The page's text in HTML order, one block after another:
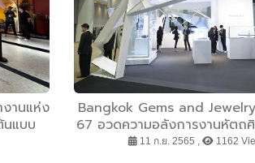
งานแห่ง
แบบ
ยี
Bangkok Gems and
67 อวดความอลังการงานหัตถ
นิทรรศการ The Jewel
11 ก.ย. 2565 , 1162